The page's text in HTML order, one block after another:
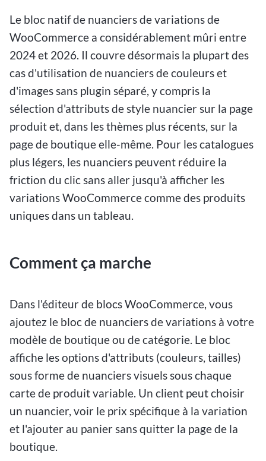
Le bloc natif de nuanciers de variations de
WooCommerce a considérablement mûri entre
2024 et 2026. Il couvre désormais la plupart des
cas d'utilisation de nuanciers de couleurs et
d'images sans plugin séparé, y compris la
sélection d'attributs de style nuancier sur la page
produit et, dans les thèmes plus récents, sur la
page de boutique elle-même. Pour les catalogues
plus légers, les nuanciers peuvent réduire la
friction du clic sans aller jusqu'à afficher les
variations WooCommerce comme des produits
uniques dans un tableau.
Comment ça marche
Dans l'éditeur de blocs WooCommerce, vous
ajoutez le bloc de nuanciers de variations à votre
modèle de boutique ou de catégorie. Le bloc
affiche les options d'attributs (couleurs, tailles)
sous forme de nuanciers visuels sous chaque
carte de produit variable. Un client peut choisir
un nuancier, voir le prix spécifique à la variation
et l'ajouter au panier sans quitter la page de la
boutique.